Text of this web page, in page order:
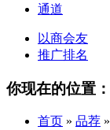
通道
以商会友
推广排名
你现在的位置：
首页 » 品荐 »